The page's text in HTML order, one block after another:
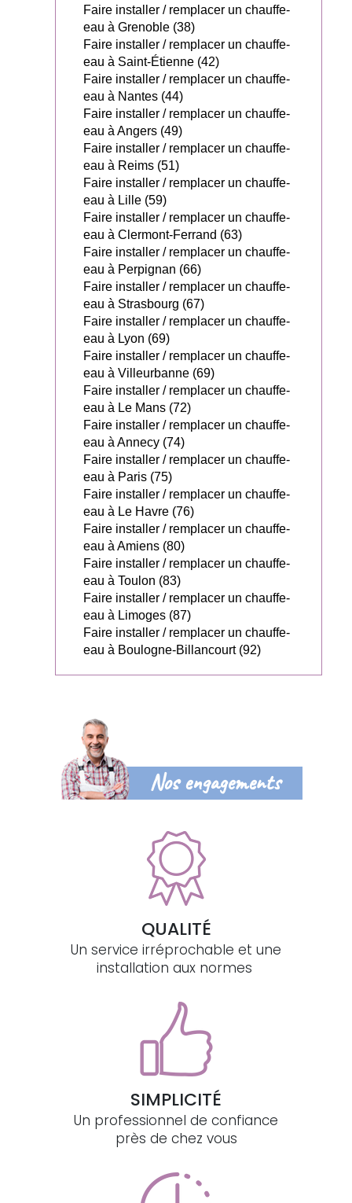
Faire installer / remplacer un chauffe-
eau à Grenoble (38)
Faire installer / remplacer un chauffe-
eau à Saint-Étienne (42)
Faire installer / remplacer un chauffe-
eau à Nantes (44)
Faire installer / remplacer un chauffe-
eau à Angers (49)
Faire installer / remplacer un chauffe-
eau à Reims (51)
Faire installer / remplacer un chauffe-
eau à Lille (59)
Faire installer / remplacer un chauffe-
eau à Clermont-Ferrand (63)
Faire installer / remplacer un chauffe-
eau à Perpignan (66)
Faire installer / remplacer un chauffe-
eau à Strasbourg (67)
Faire installer / remplacer un chauffe-
eau à Lyon (69)
Faire installer / remplacer un chauffe-
eau à Villeurbanne (69)
Faire installer / remplacer un chauffe-
eau à Le Mans (72)
Faire installer / remplacer un chauffe-
eau à Annecy (74)
Faire installer / remplacer un chauffe-
eau à Paris (75)
Faire installer / remplacer un chauffe-
eau à Le Havre (76)
Faire installer / remplacer un chauffe-
eau à Amiens (80)
Faire installer / remplacer un chauffe-
eau à Toulon (83)
Faire installer / remplacer un chauffe-
eau à Limoges (87)
Faire installer / remplacer un chauffe-
eau à Boulogne-Billancourt (92)
Nos engagements
QUALITÉ
Un service irréprochable et une
installation aux normes
SIMPLICITÉ
Un professionnel de confiance
près de chez vous